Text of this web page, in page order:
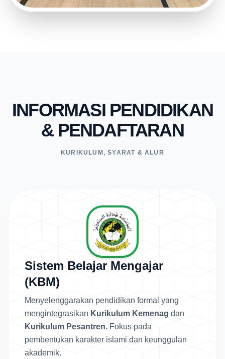
INFORMASI PENDIDIKAN
& PENDAFTARAN
KURIKULUM, SYARAT & ALUR
Sistem Belajar Mengajar
(KBM)
Menyelenggarakan pendidikan formal yang
mengintegrasikan Kurikulum Kemenag dan
Kurikulum Pesantren. Fokus pada
pembentukan karakter islami dan keunggulan
akademik.